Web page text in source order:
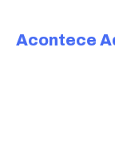
Acontece